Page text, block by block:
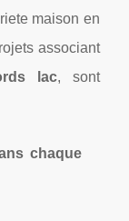
maison en
associant
lac, sont
chaque